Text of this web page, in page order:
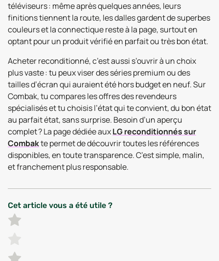
téléviseurs : même après quelques années, leurs
finitions tiennent la route, les dalles gardent de superbes
couleurs et la connectique reste à la page, surtout en
optant pour un produit vérifié en parfait ou très bon état.
Acheter reconditionné, c’est aussi s’ouvrir à un choix
plus vaste : tu peux viser des séries premium ou des
tailles d’écran qui auraient été hors budget en neuf. Sur
Combak, tu compares les offres des revendeurs
spécialisés et tu choisis l’état qui te convient, du bon état
au parfait état, sans surprise. Besoin d’un aperçu
complet ? La page dédiée auxLG reconditionnés sur
Combakte permet de découvrir toutes les références
disponibles, en toute transparence. C’est simple, malin,
et franchement plus responsable.
Cet article vous a été utile ?